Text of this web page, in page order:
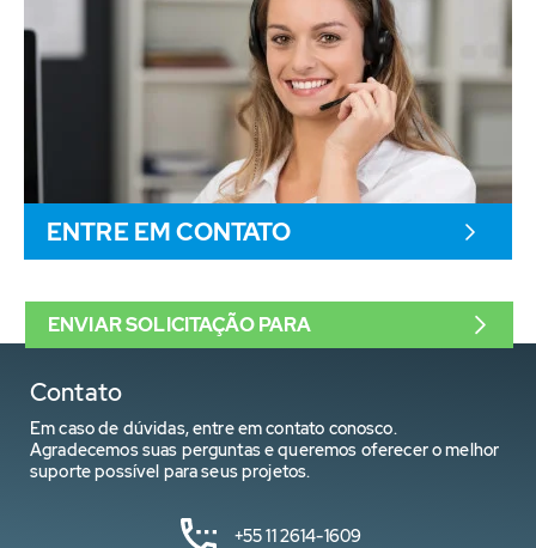
ENTRE EM CONTATO
Contato
Em caso de dúvidas, entre em contato conosco.
Agradecemos suas perguntas e queremos oferecer o melhor
suporte possível para seus projetos.
+55 11 2614-1609
ENVIAR SOLICITAÇÃO PARA